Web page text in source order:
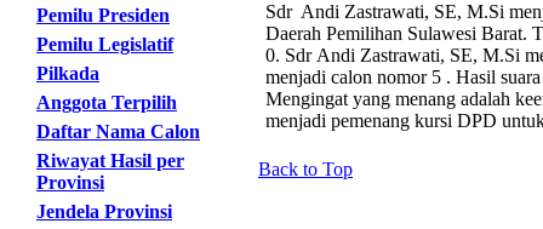
Pemilu Presiden
Pemilu Legislatif
Pilkada
Anggota Terpilih
Daftar Nama Calon
Riwayat Hasil per
Provinsi
Jendela Provinsi
Sdr Andi Zastrawati, SE, M.Si
Daerah Pemilihan Sulawesi Barat.
0. Sdr Andi Zastrawati, SE, M.Si
menjadi calon nomor 5 . Hasil
Mengingat yang menang adalah
menjadi pemenang kursi DPD
Back to Top